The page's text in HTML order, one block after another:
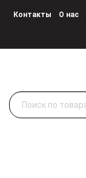
Контакты О нас
Искать: